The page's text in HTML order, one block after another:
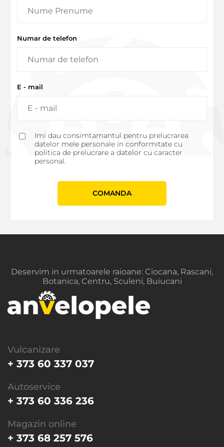
Numar de telefon
E - mail
Imi dau consimtamantul pentru prelucrarea
datelor mele personale in conformitate cu
politica de prelucrare a datelor cu caracter
personal.
СOMANDA
Deservim in urmatoarele raioane: Ciocana, Rascani,
Botanica, Centru, Sculeni, Buiucani
Vulcanizare
+ 373 60 337 037
Autoservice
+ 373 60 336 236
Magazin online
+ 373 68 257 576